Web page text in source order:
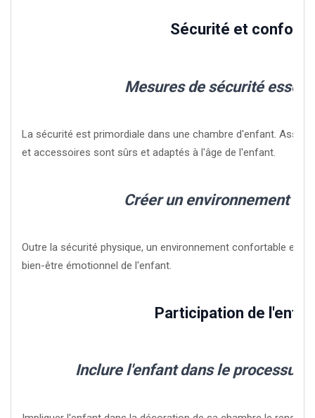
Sécurité et confort
Mesures de sécurité
La sécurité est primordiale dans une chambre d'enfant.
et accessoires sont sûrs et adaptés à l'âge de l'enfant.
Créer un environnement
Outre la sécurité physique, un environnement confortable et
bien-être émotionnel de l'enfant.
Participation de
Inclure l'enfant dans le processus